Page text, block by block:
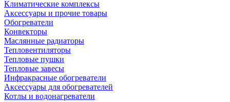
Климатические комплексы
Аксессуары и прочие товары
Обогреватели
Конвекторы
Маслянные радиаторы
Тепловентиляторы
Тепловые пушки
Тепловые завесы
Инфракрасные обогреватели
Аксессуары для обогревателей
Котлы и водонагреватели